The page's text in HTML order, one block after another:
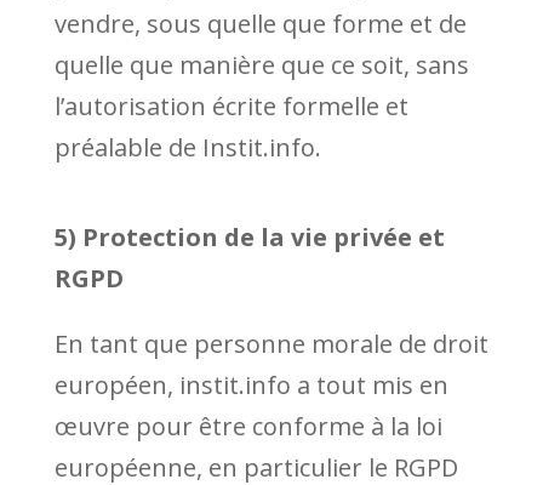
vendre, sous quelle que forme et de
quelle que manière que ce soit, sans
l’autorisation écrite formelle et
préalable de Instit.info.
5) Protection de la vie privée et
RGPD
En tant que personne morale de droit
européen, instit.info a tout mis en
œuvre pour être conforme à la loi
européenne, en particulier le RGPD